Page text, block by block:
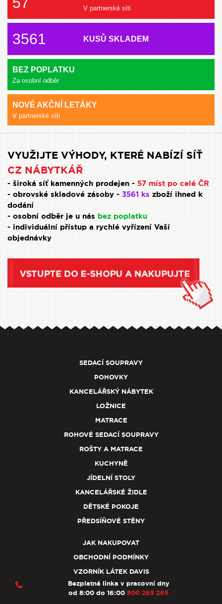
V partnerské síti
3561 KUSŮ SKLADEM
BEZ POPLATKU
Za osobní odběr
NOVÉ AKČNÍ LETÁKY
V partnerské síti
VYUŽIJTE VÝHODY, KTERÉ NABÍZÍ SÍŤ
CZ NÁBYTKÁŘ
- široká síť kamenných prodejen - 57 míst po celé ČR
- obrovské skladové zásoby - 3561 ks zboží ihned k
dodání
- osobní odběr je u nás bez poplatku
- individuální přístup a rychlé vyřízení Vaší
objednávky
SEDACÍ SOUPRAVY
POHOVKY
KANCELÁŘSKÝ NÁBYTEK
LOŽNICE
MATRACE
ROHOVÉ SEDACÍ SOUPRAVY
ROŠTY A MATRACE
KUCHYNĚ
JÍDELNÍ STOLY
KANCELÁŘSKÉ ŽIDLE
DĚTSKÉ POKOJE
PŘEDSÍŇOVÉ STĚNY
JAK NAKUPOVAT
OBCHODNÍ PODMÍNKY
VZORNÍK LÁTEK DAVIS
Bezplatná linka v pracovní dny
od 8:00 do 16:00 800 265 265